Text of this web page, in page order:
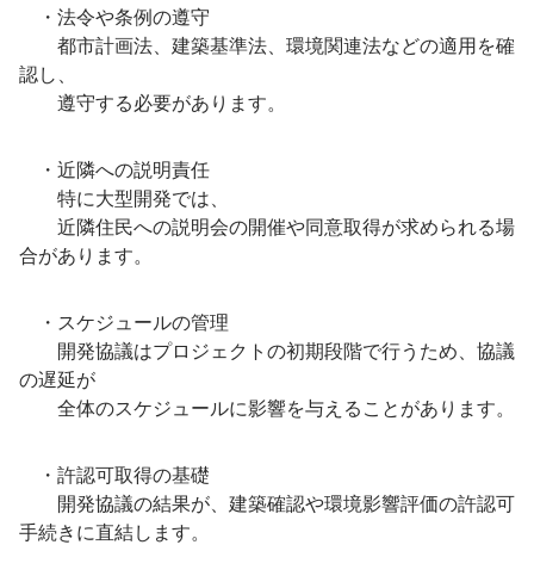
・法令や条例の遵守
都市計画法、建築基準法、環境関連法などの適用を確
認し、
遵守する必要があります。
・近隣への説明責任
特に大型開発では、
近隣住民への説明会の開催や同意取得が求められる場
合があります。
・スケジュールの管理
開発協議はプロジェクトの初期段階で行うため、協議
の遅延が
全体のスケジュールに影響を与えることがあります。
・許認可取得の基礎
開発協議の結果が、建築確認や環境影響評価の許認可
手続きに直結します。